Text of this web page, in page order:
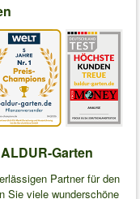
Garten
Partner für den
Sie viele wunderschöne